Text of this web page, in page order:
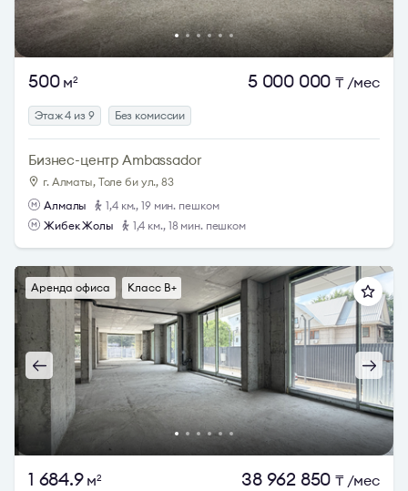
500м2 5 000 000 ₸ /мес
Этаж 4 из 9 Без комиссии
Бизнес-центр Ambassador
г. Алматы, Толе би ул., 83
Алмалы
1,4 км., 19 мин. пешком
Жибек Жолы
1,4 км., 18 мин. пешком
Аренда офиса Класс B+
1 684.9м2 38 962 850 ₸ /мес